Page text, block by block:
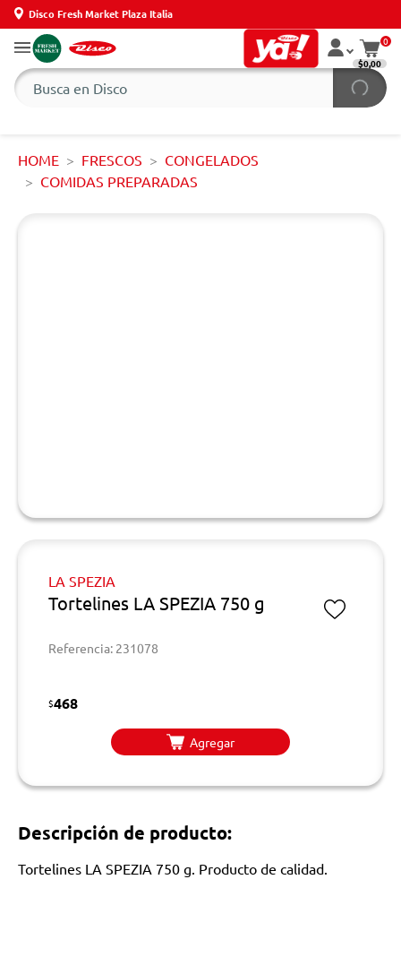
Disco Fresh Market Plaza Italia
0
$0,00
HOME FRESCOS
CONGELADOS
COMIDAS PREPARADAS
LA SPEZIA
Tortelines LA SPEZIA 750 g
Referencia: 231078
$468
Agregar
Descripción de producto:
Tortelines LA SPEZIA 750 g. Producto de calidad.